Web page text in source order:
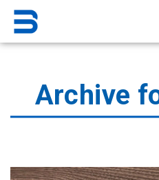
Archive